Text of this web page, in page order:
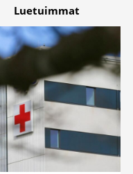
Luetuimmat